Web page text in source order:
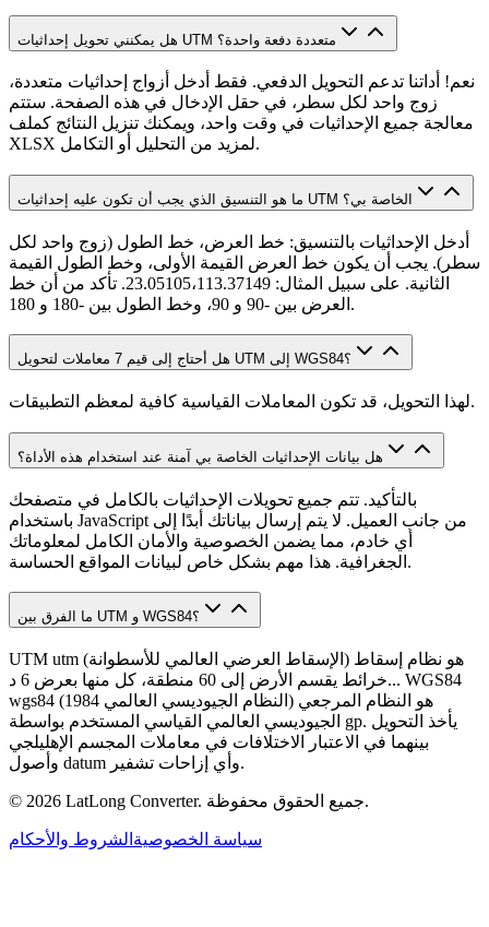
هل يمكنني تحويل إحداثيات UTM متعددة دفعة واحدة؟
نعم! أداتنا تدعم التحويل الدفعي. فقط أدخل أزواج إحداثيات متعددة،
زوج واحد لكل سطر، في حقل الإدخال في هذه الصفحة. ستتم
معالجة جميع الإحداثيات في وقت واحد، ويمكنك تنزيل النتائج كملف
XLSX لمزيد من التحليل أو التكامل.
ما هو التنسيق الذي يجب أن تكون عليه إحداثيات UTM الخاصة بي؟
أدخل الإحداثيات بالتنسيق: خط العرض، خط الطول (زوج واحد لكل
سطر). يجب أن يكون خط العرض القيمة الأولى، وخط الطول القيمة
الثانية. على سبيل المثال: 23.05105،113.37149. تأكد من أن خط
العرض بين -90 و 90، وخط الطول بين -180 و 180.
هل أحتاج إلى قيم 7 معاملات لتحويل UTM إلى WGS84؟
لهذا التحويل، قد تكون المعاملات القياسية كافية لمعظم التطبيقات.
هل بيانات الإحداثيات الخاصة بي آمنة عند استخدام هذه الأداة؟
بالتأكيد. تتم جميع تحويلات الإحداثيات بالكامل في متصفحك
باستخدام JavaScript من جانب العميل. لا يتم إرسال بياناتك أبدًا إلى
أي خادم، مما يضمن الخصوصية والأمان الكامل لمعلوماتك
الجغرافية. هذا مهم بشكل خاص لبيانات المواقع الحساسة.
ما الفرق بين UTM و WGS84؟
UTM utm (الإسقاط العرضي العالمي للأسطوانة) هو نظام إسقاط
خرائط يقسم الأرض إلى 60 منطقة، كل منها بعرض 6 د... WGS84
wgs84 (النظام الجيوديسي العالمي 1984) هو النظام المرجعي
الجيوديسي العالمي القياسي المستخدم بواسطة gp. يأخذ التحويل
بينهما في الاعتبار الاختلافات في معاملات المجسم الإهليلجي
وأصول datum وأي إزاحات تشفير.
© 2026 LatLong Converter. جميع الحقوق محفوظة.
سياسة الخصوصية الشروط والأحكام